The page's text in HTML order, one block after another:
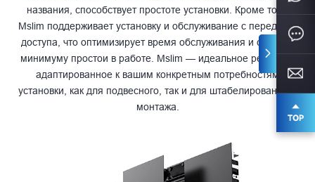
названия, способствует простоте установки. Кроме того,
Mslim поддерживает установку и обслуживание с переднего
доступа, что оптимизирует время обслуживания и сводит к
минимуму простои в работе. Mslim — идеальное решение,
адаптированное к вашим конкретным потребностям
установки, как для подвесного, так и для штабелированного
монтажа.